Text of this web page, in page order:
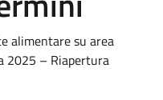
alimentare su area
2025 – Riapertura